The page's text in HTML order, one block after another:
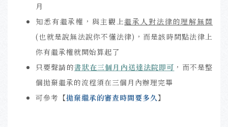
月
知悉有繼承權，與主觀上 繼承人對法律的理解無關
(也就是說無法說你不懂法律)，而是該時間點法律上
你有繼承權就開始算起了
只要聲請的書狀在三個月內送達法院即可 ，而不是整
個拋棄繼承的流程須在三個月內辦理完畢
可參考【拋棄繼承的審查時間要多久】